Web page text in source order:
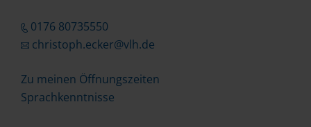
0176 80735550
christoph.ecker@vlh.de
Zu meinen Öffnungszeiten
Sprachkenntnisse